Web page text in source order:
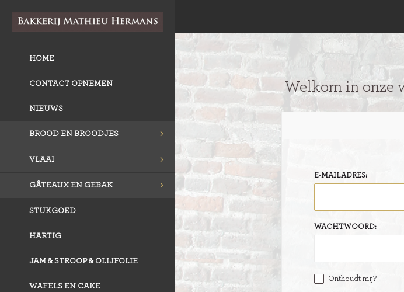
HOME
CONTACT OPNEMEN
NIEUWS
BROOD EN BROODJES
VLAAI
GÂTEAUX EN GEBAK
STUKGOED
HARTIG
JAM & STROOP & OLIJFOLIE
WAFELS EN CAKE
Welkom in onze
E-MAILADRES:
WACHTWOORD:
Onthoudt mij?